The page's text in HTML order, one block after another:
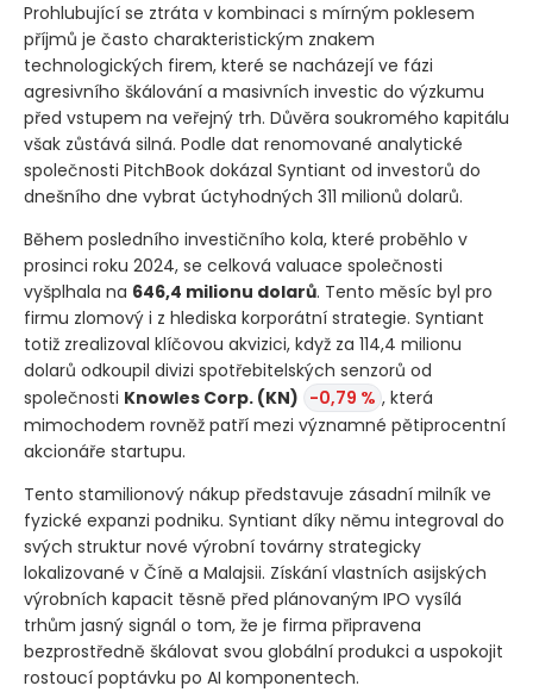
Prohlubující se ztráta v kombinaci s mírným poklesem
příjmů je často charakteristickým znakem
technologických firem, které se nacházejí ve fázi
agresivního škálování a masivních investic do výzkumu
před vstupem na veřejný trh. Důvěra soukromého kapitálu
však zůstává silná. Podle dat renomované analytické
společnosti PitchBook dokázal Syntiant od investorů do
dnešního dne vybrat úctyhodných 311 milionů dolarů.
Během posledního investičního kola, které proběhlo v
prosinci roku 2024, se celková valuace společnosti
vyšplhala na 646,4 milionu dolarů. Tento měsíc byl pro
firmu zlomový i z hlediska korporátní strategie. Syntiant
totiž zrealizoval klíčovou akvizici, když za 114,4 milionu
dolarů odkoupil divizi spotřebitelských senzorů od
společnosti Knowles Corp. (KN) -0,79 % , která
mimochodem rovněž patří mezi významné pětiprocentní
akcionáře startupu.
Tento stamilionový nákup představuje zásadní milník ve
fyzické expanzi podniku. Syntiant díky němu integroval do
svých struktur nové výrobní továrny strategicky
lokalizované v Číně a Malajsii. Získání vlastních asijských
výrobních kapacit těsně před plánovaným IPO vysílá
trhům jasný signál o tom, že je firma připravena
bezprostředně škálovat svou globální produkci a uspokojit
rostoucí poptávku po AI komponentech.